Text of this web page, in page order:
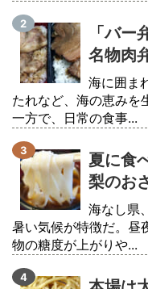
「バ
名物肉
海に囲ま
たれなど、海の恵みを
一方で、日常の食事...
夏に食
梨のお
海なし県
暑い気候が特徴だ。昼
物の糖度が上がりや...